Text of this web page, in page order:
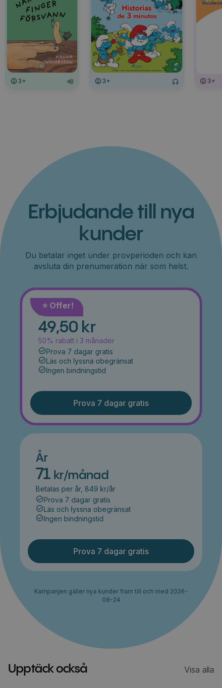
3+ 3+ 3+
Erbjudande till nya
kunder
Du betalar inget under provperioden och kan
avsluta din prenumeration när som helst.
⭐️ Offer!
Månad
49,50 kr
50% rabatt i 3 månader
Prova 7 dagar gratis
Läs och lyssna obegränsat
Ingen bindningstid
Prova 7 dagar gratis
År
71 kr/månad
Betalas per år, 849 kr/år
Prova 7 dagar gratis
Läs och lyssna obegränsat
Ingen bindningstid
Prova 7 dagar gratis
Kampanjen gäller nya kunder fram till och med 2026-
08-24
Upptäck också Visa alla